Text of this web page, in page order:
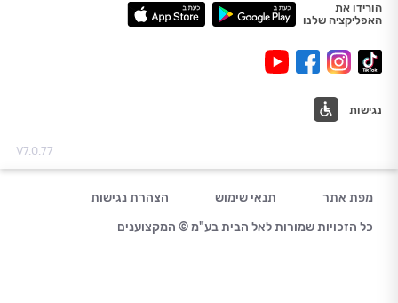
הורידו את
האפליקציה שלנו
נגישות
V7.0.77
מפת אתר תנאי שימוש
הצהרת נגישות
כל הזכויות שמורות לאל הבית בע"מ © המקצוענים